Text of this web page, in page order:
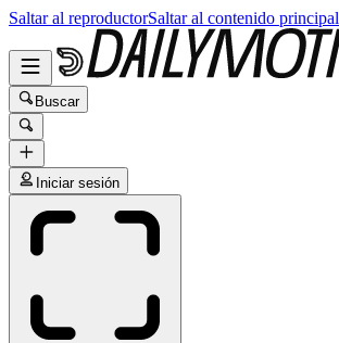
Saltar al reproductorSaltar al contenido principal
Buscar
Iniciar sesión